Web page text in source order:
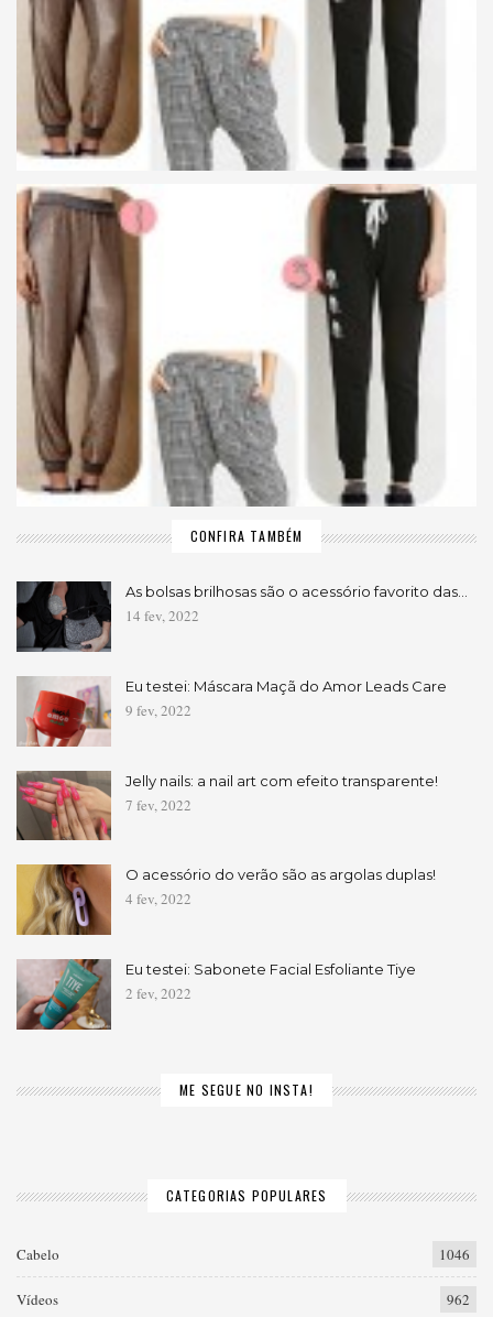
CONFIRA TAMBÉM
As bolsas brilhosas são o acessório favorito das…
14 fev, 2022
Eu testei: Máscara Maçã do Amor Leads Care
9 fev, 2022
Jelly nails: a nail art com efeito transparente!
7 fev, 2022
O acessório do verão são as argolas duplas!
4 fev, 2022
Eu testei: Sabonete Facial Esfoliante Tiye
2 fev, 2022
ME SEGUE NO INSTA!
CATEGORIAS POPULARES
Cabelo 1046
Vídeos 962